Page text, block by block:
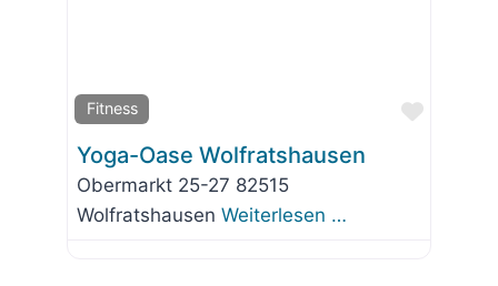
Fitness
Favorit
Yoga-Oase Wolfratshausen
Obermarkt 25-27 82515
Wolfratshausen Weiterlesen …